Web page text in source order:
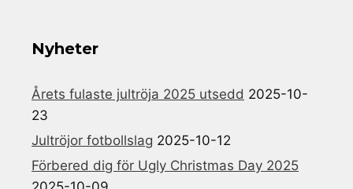
Nyheter
Årets fulaste jultröja 2025 utsedd 2025-10-
23
Jultröjor fotbollslag 2025-10-12
Förbered dig för Ugly Christmas Day 2025